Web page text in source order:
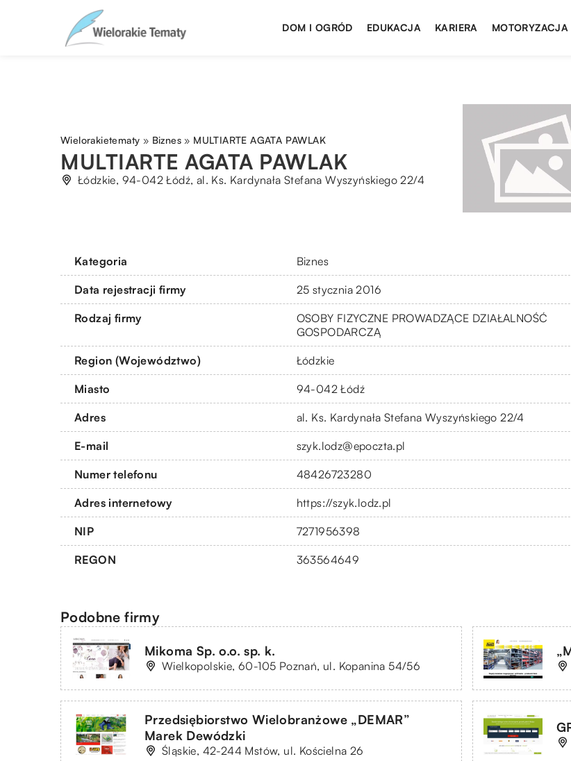
DOM I OGRÓD EDUKACJA KARIERA MOTORYZACJA
Wielorakietematy » Biznes » MULTIARTE AGATA PAWLAK
MULTIARTE AGATA PAWLAK
Łódzkie, 94-042 Łódź, al. Ks. Kardynała Stefana Wyszyńskiego 22/4
Kategoria Biznes
Data rejestracji firmy 25 stycznia 2016
Rodzaj firmy
OSOBY FIZYCZNE PROWADZĄCE DZIAŁALNOŚĆ
GOSPODARCZĄ
Region (Województwo) Łódzkie
Miasto 94-042 Łódź
Adres al. Ks. Kardynała Stefana Wyszyńskiego 22/4
E-mail szyk.lodz@epoczta.pl
Numer telefonu 48426723280
Adres internetowy https://szyk.lodz.pl
NIP 7271956398
REGON 363564649
Podobne firmy
Mikoma Sp. o.o. sp. k.
Wielkopolskie, 60-105 Poznań, ul. Kopanina 54/56
Przedsiębiorstwo Wielobranżowe „DEMAR”
Marek Dewódzki
Śląskie, 42-244 Mstów, ul. Kościelna 26